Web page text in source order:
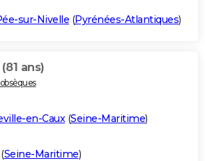
sur-Nivelle (Pyrénées-Atlantiques)
(81 ans)
en-Caux(Seine-Maritime)
(Seine-Maritime)